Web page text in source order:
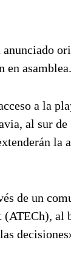
en asamblea.
a la
al sur
la
de un